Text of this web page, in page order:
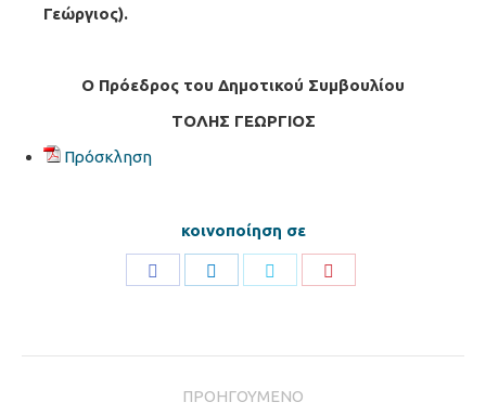
Γεώργιος).
Ο Πρόεδρος του Δημοτικού Συμβουλίου
ΤΟΛΗΣ ΓΕΩΡΓΙΟΣ
Πρόσκληση
κοινοποίηση σε
ΠΡΟΗΓΟΎΜΕΝΟ